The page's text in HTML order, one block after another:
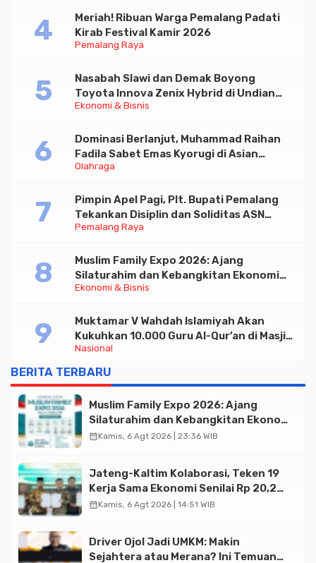
Pemalang Raya
Meriah! Ribuan Warga Pemalang Padati
Kirab Festival Kamir 2026
Ekonomi & Bisnis
Nasabah Slawi dan Demak Boyong
Toyota Innova Zenix Hybrid di Undian
Tabungan Bima Bank Jateng
Olahraga
Dominasi Berlanjut, Muhammad Raihan
Fadila Sabet Emas Kyorugi di Asian
Taekwondo Indonesia Open 2026
Pemalang Raya
Pimpin Apel Pagi, Plt. Bupati Pemalang
Tekankan Disiplin dan Soliditas ASN
untuk Pelayanan Publik
Ekonomi & Bisnis
Muslim Family Expo 2026: Ajang
Silaturahim dan Kebangkitan Ekonomi
Halal di Jakarta
Nasional
Muktamar V Wahdah Islamiyah Akan
Kukuhkan 10.000 Guru Al-Qur’an di Masjid
Istiqlal
BERITA TERBARU
Muslim Family Expo 2026: Ajang
Silaturahim dan Kebangkitan Ekonomi
Halal di Jakarta
calendar_monthKamis, 6 Agt 2026 | 23:36 WIB
Jateng-Kaltim Kolaborasi, Teken 19
Kerja Sama Ekonomi Senilai Rp 20,2
Triliun
calendar_monthKamis, 6 Agt 2026 | 14:51 WIB
Driver Ojol Jadi UMKM: Makin
Sejahtera atau Merana? Ini Temuan